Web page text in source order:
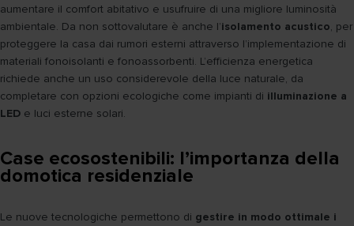
aumentare il comfort abitativo e usufruire di una migliore luminosità
ambientale. Da non sottovalutare è anche l’isolamento acustico, per
proteggere la casa dai rumori esterni attraverso l’implementazione di
materiali fonoisolanti e fonoassorbenti. L’efficienza energetica
richiede anche un uso considerevole della luce naturale, da
completare con opzioni ecologiche come impianti di illuminazione a
LED e luci esterne solari.
Case ecosostenibili: l’importanza della
domotica residenziale
Le nuove tecnologiche permettono di gestire in modo ottimale i